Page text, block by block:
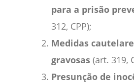
para a prisão
312, CPP);
Medidas
gravosas (art. 319,
Presunção de